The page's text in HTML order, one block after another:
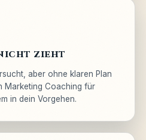
zieht
aber ohne klaren Plan
Marketing Coaching für
in dein Vorgehen.